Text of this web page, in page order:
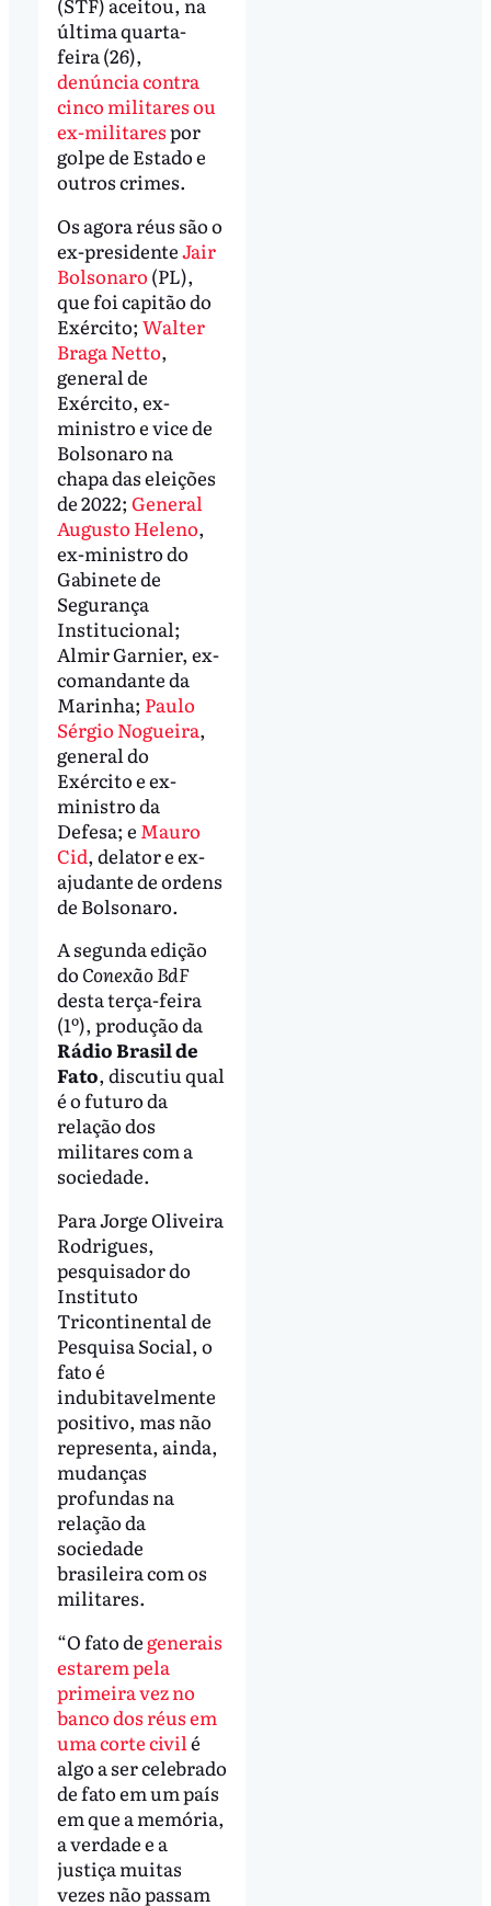
última quarta-
feira (26),
denúncia contra
cinco militares ou
ex-militarespor
golpe de Estado e
outros crimes.
Os agora réus são o
ex-presidenteJair
Bolsonaro (PL),
que foi capitão do
Exército; Walter
Braga Netto,
general de
Exército, ex-
ministro e vice de
Bolsonaro na
chapa das eleições
de 2022; General
Augusto Heleno,
ex-ministro do
Gabinete de
Segurança
Institucional;
Almir Garnier, ex-
comandante da
Marinha; Paulo
Sérgio Nogueira,
general do
Exército e ex-
ministro da
Defesa; e Mauro
Cid, delator e ex-
ajudante de ordens
de Bolsonaro.
A segunda edição
do Conexão BdF
desta terça-feira
(1º), produção da
Rádio Brasil de
Fato, discutiu qual
é o futuro da
relação dos
militares com a
sociedade.
Para Jorge Oliveira
Rodrigues,
pesquisador do
Instituto
Tricontinental de
Pesquisa Social, o
fato é
indubitavelmente
positivo, mas não
representa, ainda,
mudanças
profundas na
relação da
sociedade
brasileira com os
militares.
“O fato degenerais
estarem pela
primeira vez no
banco dos réus em
uma corte civilé
algo a ser celebrado
de fato em um país
em que a memória,
a verdade e a
justiça muitas
vezes não passam